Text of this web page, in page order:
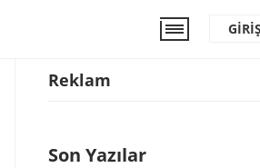
GIRIŞ
Reklam
Son Yazılar